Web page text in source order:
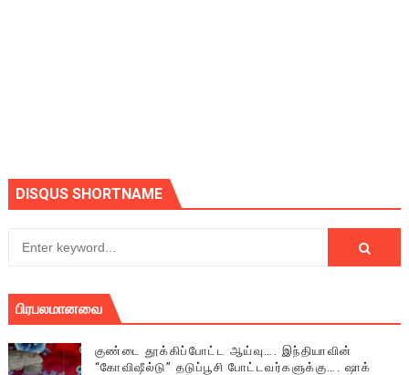
DISQUS SHORTNAME
பிரபலமானவை
குண்டை தூக்கிப்போட்ட ஆய்வு…. இந்தியாவின்
“கோவிஷீல்டு” தடுப்பூசி போட்டவர்களுக்கு…. ஷாக்